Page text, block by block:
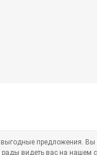
предложения.
видеть вас на нашем